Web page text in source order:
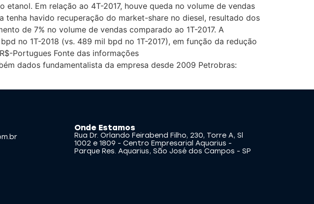
Em relação ao 4T-2017, houve queda no volume de vendas
havido recuperação do market-share no diesel, resultado dos
de 7% no volume de vendas comparado ao 1T-2017. A
no 1T-2018 (vs. 489 mil bpd no 1T-2017), em função da redução
Portugues Fonte das informações
dados fundamentalista da empresa desde 2009 Petrobras:
Onde Estamos
Rua Dr. Orlando Feirabend Filho, 230, Torre A, Sl
1002 e 1809 - Centro Empresarial Aquarius -
Parque Res. Aquarius, São José dos Campos - SP